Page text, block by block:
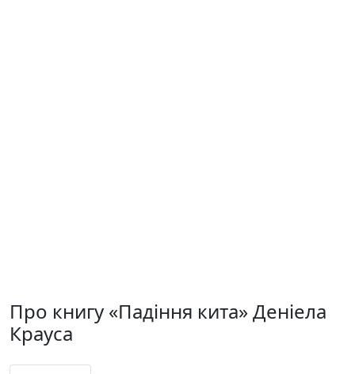
Про книгу «Падіння кита» Деніела
Крауса